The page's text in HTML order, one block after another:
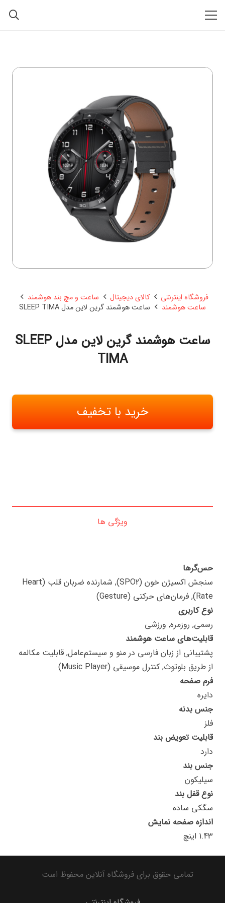
فروشگاه اینترنتی کالای دیجیتال
ساعت و مچ بند هوشمند
ساعت هوشمند
ساعت هوشمند گرین لاین مدل SLEEP TIMA
ساعت هوشمند گرین لاین مدل SLEEP
TIMA
خرید با تخفیف
ویژگی ها
حس‌گرها
سنجش اکسیژن خون (SPO2), شمارنده ضربان قلب (Heart
Rate), فرمان‌های حرکتی (Gesture)
نوع کاربری
رسمی, روزمره, ورزشی
قابلیت‌های ساعت هوشمند
پشتیبانی از زبان فارسی در منو و سیستم‌عامل, قابلیت مکالمه
از طریق بلوتوث, کنترل موسیقی (Music Player)
فرم صفحه
دایره
جنس بدنه
فلز
قابلیت تعویض بند
دارد
جنس بند
سیلیکون
نوع قفل بند
سگکی ساده
اندازه صفحه نمایش
1.43 اینچ
تمامی حقوق برای فروشگاه آنلاین محفوظ است